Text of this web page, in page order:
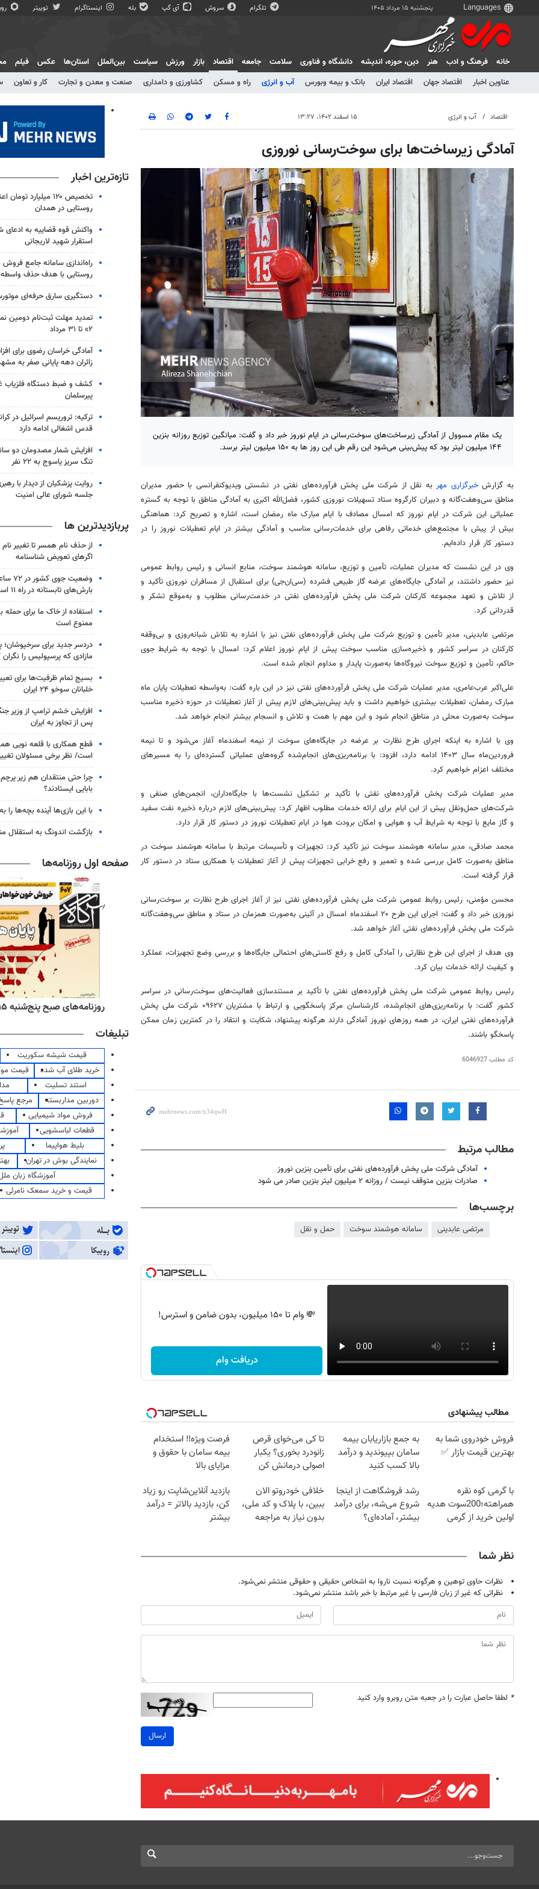
پنجشنبه ۱۵ مرداد ۱۴۰۵ تلگرام سروش آی گپ بله اینستاگرام توییتر
خانه فرهنگ و ادب هنر دين، حوزه، انديشه دانشگاه و فناوری سلامت جامعه
اقتصاد
عناوین اخبار
اقتصاد جهان اقتصاد ایران بانک و بیمه وبورس آب و انرژی راه و مسکن کشاورزی و دامداری صنعت و معدن و تجارت کار و تعاون
بازار ورزش سیاست بین‌الملل استان‌ها عکس فیلم
اقتصاد آب و انرژی ۱۵ اسفند ۱۴۰۲، ۱۳:۲۷
آمادگی زیرساخت‌ها برای سوخت‌رسانی نوروزی
یک مقام مسوول از آمادگی زیرساخت‌های سوخت‌رسانی در ایام نوروز خبر داد و گفت: میانگین توزیع روزانه بنزین
۱۴۴ میلیون لیتر بود که پیش‌بینی می‌شود این رقم طی این روز ها به ۱۵۰ میلیون لیتر برسد.
به گزارشخبرگزاری مهر به نقل از شرکت ملی پخش فرآورده‌های نفتی در نشستی ویدیوکنفرانسی با حضور مدیران
مناطق سی‌وهفت‌گانه و دبیران کارگروه ستاد تسهیلات نوروزی کشور، فضل‌الله اکبری به آمادگی مناطق با توجه به گستره
عملیاتی این شرکت در ایام نوروز که امسال مصادف با ایام مبارک ماه رمضان است، اشاره و تصریح کرد: هماهنگی
بیش از پیش با مجتمع‌های خدماتی رفاهی برای خدمات‌رسانی مناسب و آمادگی بیشتر در ایام تعطیلات نوروز را در
دستور کار قرار داده‌ایم.
وی در این نشست که مدیران عملیات، تأمین و توزیع، سامانه هوشمند سوخت، منابع انسانی و رئیس روابط عمومی
نیز حضور داشتند، بر آمادگی جایگاه‌های عرضه گاز طبیعی فشرده (سی‌ان‌جی) برای استقبال از مسافران نوروزی تأکید و
از تلاش و تعهد مجموعه کارکنان شرکت ملی پخش فرآورده‌های نفتی در خدمت‌رسانی مطلوب و به‌موقع تشکر و
قدردانی کرد.
مرتضی عابدینی، مدیر تأمین و توزیع شرکت ملی پخش فرآورده‌های نفتی نیز با اشاره به تلاش شبانه‌روزی و بی‌وقفه
کارکنان در سراسر کشور و ذخیره‌سازی مناسب سوخت پیش از ایام نوروز اعلام کرد: امسال با توجه به شرایط جوی
حاکم، تأمین و توزیع سوخت نیروگاه‌ها به‌صورت پایدار و مداوم انجام شده است.
علی‌اکبر عرب‌عامری، مدیر عملیات شرکت ملی پخش فرآورده‌های نفتی نیز در این باره گفت: به‌واسطه تعطیلات پایان ماه
مبارک رمضان، تعطیلات بیشتری خواهیم داشت و باید پیش‌بینی‌های لازم پیش از آغاز تعطیلات در حوزه ذخیره مناسب
سوخت به‌صورت محلی در مناطق انجام شود و این مهم با همت و تلاش و انسجام بیشتر انجام خواهد شد.
وی با اشاره به اینکه اجرای طرح نظارت بر عرضه در جایگاه‌های سوخت از نیمه اسفندماه آغاز می‌شود و تا نیمه
فروردین‌ماه سال ۱۴۰۳ ادامه دارد، افزود: با برنامه‌ریزی‌های انجام‌شده گروه‌های عملیاتی گسترده‌ای را به مسیرهای
مختلف اعزام خواهیم کرد.
مدیر عملیات شرکت پخش فرآورده‌های نفتی با تأکید بر تشکیل نشست‌ها با جایگاه‌داران، انجمن‌های صنفی و
شرکت‌های حمل‌ونقل پیش از این ایام برای ارائه خدمات مطلوب اظهار کرد: پیش‌بینی‌های لازم درباره ذخیره نفت سفید
و گاز مایع با توجه به شرایط آب و هوایی و امکان برودت هوا در ایام تعطیلات نوروز در دستور کار قرار دارد.
محمد صادقی، مدیر سامانه هوشمند سوخت نیز تأکید کرد: تجهیزات و تأسیسات مرتبط با سامانه هوشمند سوخت در
مناطق به‌صورت کامل بررسی شده و تعمیر و رفع خرابی تجهیزات پیش از آغاز تعطیلات با همکاری ستاد در دستور کار
قرار گرفته است.
محسن مؤمنی، رئیس روابط عمومی شرکت ملی پخش فرآورده‌های نفتی نیز از آغاز اجرای طرح نظارت بر سوخت‌رسانی
نوروزی خبر داد و گفت: اجرای این طرح ۲۰ اسفندماه امسال در آئینی به‌صورت همزمان در ستاد و مناطق
سی‌وهفت‌گانه
شرکت ملی پخش فرآورده‌های نفتی آغاز خواهد شد.
وی هدف از اجرای این طرح نظارتی را آمادگی کامل و رفع کاستی‌های احتمالی جایگاه‌ها و بررسی وضع تجهیزات، عملکرد
و کیفیت ارائه خدمات بیان کرد.
رئیس روابط عمومی شرکت ملی پخش فرآورده‌های نفتی با تأکید بر مستندسازی فعالیت‌های سوخت‌رسانی در سراسر
کشور گفت: با برنامه‌ریزی‌های انجام‌شده، کارشناسان مرکز پاسخگویی و ارتباط با مشتریان ۰۹۶۲۷ شرکت ملی پخش
فرآورده‌های نفتی ایران، در همه روزهای نوروز آمادگی دارند هرگونه پیشنهاد، شکایت و انتقاد را در کمترین زمان ممکن
پاسخگو باشند.
کد مطلب6046927
مطالب مرتبط
آمادگی شرکت ملی پخش فرآورده‌های نفتی برای تأمین بنزین نوروز
صادرات بنزین متوقف نیست / روزانه ۲ میلیون لیتر بنزین صادر می شود
برچسب‌ها
مرتضی عابدینی سامانه هوشمند سوخت حمل و نقل
💸 وام تا ۱۵۰ میلیون، بدون ضامن و استرس!
دریافت وام
مطالب پیشنهادی
فروش خودروی شما به
بهترین قیمت بازار ✅
به جمع بازاریابان بیمه
سامان بپیوندید و درآمد
بالا کسب کنید
تا کی می‌خوای قرص
زانودرد بخوری؟ یکبار
اصولی درمانش کن
فرصت ویژه‼️ استخدام
بیمه سامان با حقوق و
مزایای بالا
با گرمی کوه نقره
همراهته؛200سوت هدیه
اولین خرید از گرمی
رشد فروشگاهت از اینجا
شروع می‌شه، برای درآمد
بیشتر، آماده‌ای؟
خلافی خودروتو الان
ببین، با پلاک و کد ملی،
بدون نیاز به مراجعه
بازدید آنلاین‌شاپت رو زیاد
کن، بازدید بالاتر = درآمد
بیشتر
نظر شما
نظرات حاوی توهین و هرگونه نسبت ناروا به اشخاص حقیقی و حقوقی منتشر نمی‌شود.
نظراتی که غیر از زبان فارسی یا غیر مرتبط با خبر باشد منتشر نمی‌شود.
* لطفا حاصل عبارت را در جعبه متن روبرو وارد کنید
ارسال
تازه‌ترین اخبار
تخصیص ۱۲۰ میلیارد
روستایی در همدان
واکنش قوه قضاییه به
استقرار شهید لاریجانی
راه‌اندازی سامانه جامع
روستایی با هدف حذف
دستگیری سارق حرفه‌ای
تمدید مهلت ثبت‌نام دومین
۲» تا ۳۱ مرداد
زائران دهه پایانی صفر به
کشف و ضبط دستگاه فلزیاب
پیرسلمان
ترکیه: تروریسم اسرائیل در
قدس اشغالی ادامه دارد
افزایش شمار مصدومان دو
تنگ سریز یاسوج به ۲۲ نفر
روایت پزشکیان از دیدار با
جلسه شورای عالی امنیت
پربازدیدترین ها
از حذف نام همسر تا تغییر نام
اگرهای تعویض شناسنامه
وضعیت
بارش‌های تابستانه در راه ۱۱ استان
استفاده از خاک ما برای
ممنوع است
دردسر جدید برای سرخپوشان؛
مازادی که پرسپولیس را نگران
بسیج تمام ظرفیت‌ها برای
خلبانان سوخو ۲۴ ایران
افزایش خشم ترامپ از وزیر
پس از تجاوز به ایران
قطع همکاری با قلعه نویی
است/ نظر برخی مسئولان
چرا حتی منتقدان هم زیر
بابایی ایستادند؟
با این بازی‌ها آینده بچه‌ها را
بازگشت اندونگ به استقلال
صفحه اول روزنامه‌ها
روزنامه‌های ورزشی پنج‌شنبه ۱۵ مرداد ۱۴۰۵ روزنامه‌های اقتصادی پنج‌شنبه ۱۵ مرداد ۱۴۰۵ روزنامه‌های صبح پنج‌شنبه ۱۵ مرداد ۱۴۰۵
تبلیغات
قیمت شیشه سکوریت
خرید طلای آب شده
قیمت
استند تسلیت
دوربین مداربسته
مرجع
فروش مواد شیمیایی
قطعات لباسشویی
بلیط هواپیما
نمایندگی بوش در تهران
آموزشگاه زبان
قیمت و خرید سمعک نامرئی